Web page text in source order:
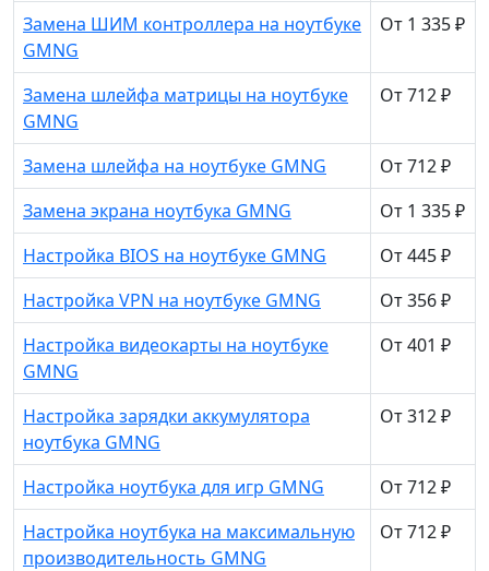
Замена ШИМ контроллера на ноутбуке
GMNG
От 1 335 ₽
Замена шлейфа матрицы на ноутбуке
GMNG
От 712 ₽
Замена шлейфа на ноутбуке GMNG
От 712 ₽
Замена экрана ноутбука GMNG
От 1 335 ₽
Настройка BIOS на ноутбуке GMNG
От 445 ₽
Настройка VPN на ноутбуке GMNG
От 356 ₽
Настройка видеокарты на ноутбуке
GMNG
От 401 ₽
Настройка зарядки аккумулятора
ноутбука GMNG
От 312 ₽
Настройка ноутбука для игр GMNG
От 712 ₽
Настройка ноутбука на максимальную
производительность GMNG
От 712 ₽